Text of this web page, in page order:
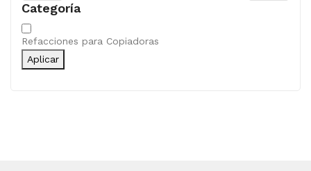
Categoría
Categoría
Refacciones para Copiadoras
Aplicar